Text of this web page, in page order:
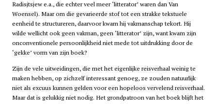
Radisjtsjew e.a., die echter veel meer ‘litterator’ waren dan Van
Woensel). Maar om die gevarieerde stof tot een strakke tekstuele
eenheid te structureren, daarvoor kwam hij vakmanschap tekort. Hij
wilde wellicht ook geen vakman, geen ‘litterator’ zijn, want kwam zijn
onconventionele persoonlijkheid niet mede tot uitdrukking door de
‘gekke’ vorm van zijn boek?
Zijn de vele uitweidingen, die met het eigenlijke reisverhaal weinig te
maken hebben, op zichzelf interessant genoeg, ze zouden natuurlijk
niet als excuus kunnen gelden voor een hopeloos vervelend reisverhaal.
Maar dat is gelukkig niet nodig. Het grondpatroon van het boek blijft het